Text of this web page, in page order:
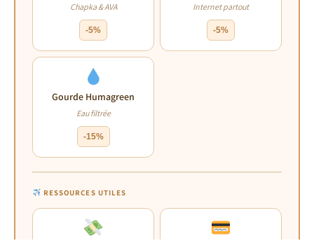
Chapka & AVA
-5%
Internet partout
-5%
Gourde Humagreen
Eau filtrée
-15%
RESSOURCES UTILES